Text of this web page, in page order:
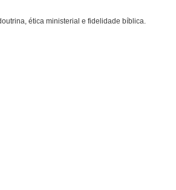
ética ministerial e fidelidade bíblica.